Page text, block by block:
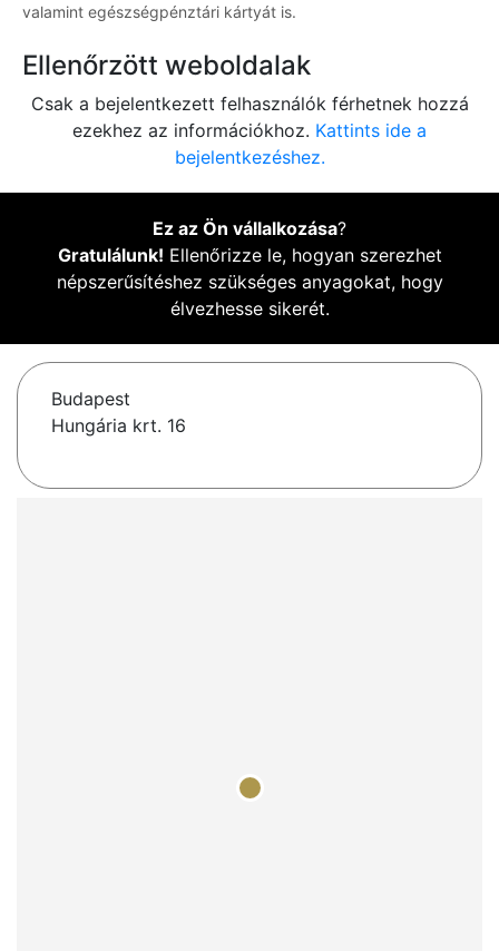
valamint egészségpénztári kártyát is.
Ellenőrzött weboldalak
Csak a bejelentkezett felhasználók férhetnek hozzá
ezekhez az információkhoz. Kattints ide a
bejelentkezéshez.
Ez az Ön vállalkozása?
Gratulálunk! Ellenőrizze le, hogyan szerezhet
népszerűsítéshez szükséges anyagokat, hogy
élvezhesse sikerét.
Budapest
Hungária krt. 16